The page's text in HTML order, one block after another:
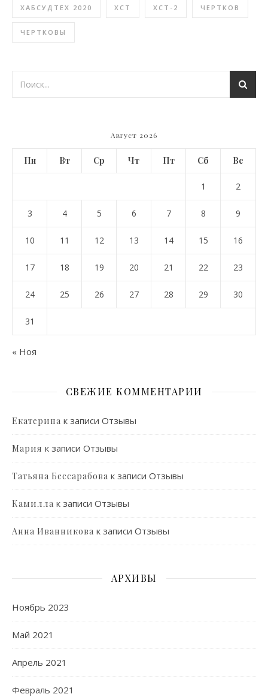
ХАБСУДТЕХ 2020 ХСТ ХСТ-2 ЧЕРТКОВ
ЧЕРТКОВЫ
Август 2026
Пн Вт Ср Чт Пт Сб Вс
1 2
3 4 5 6 7 8 9
10 11 12 13 14 15 16
17 18 19 20 21 22 23
24 25 26 27 28 29 30
31
« Ноя
СВЕЖИЕ КОММЕНТАРИИ
Екатерина к записи Отзывы
Мария к записи Отзывы
Татьяна Бессарабова к записи Отзывы
Камилла к записи Отзывы
Анна Иванникова к записи Отзывы
АРХИВЫ
Ноябрь 2023
Май 2021
Апрель 2021
Февраль 2021